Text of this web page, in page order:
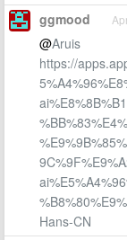
ggmood
@Aruis
https://
Hans-CN